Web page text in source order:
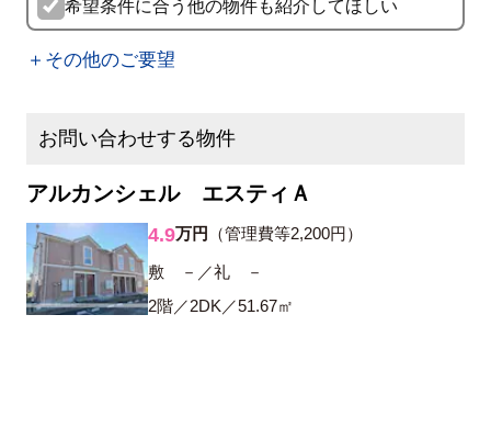
希望条件に合う他の物件も紹介してほしい
＋その他のご要望
お問い合わせする物件
アルカンシェル エスティＡ
4.9万円 （管理費等2,200円）
敷 －／礼 －
2階／2DK／51.67㎡